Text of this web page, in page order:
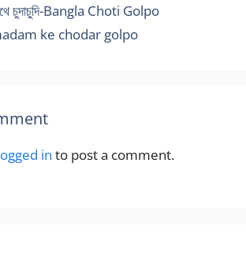
চুদাচুদি-Bangla Choti Golpo
madam ke chodar golpo
in to post a comment.